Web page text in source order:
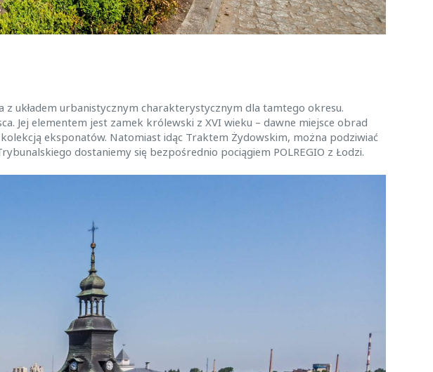
z układem urbanistycznym charakterystycznym dla tamtego okresu.
Jej elementem jest zamek królewski z XVI wieku – dawne miejsce obrad
eksponatów. Natomiast idąc Traktem Żydowskim, można podziwiać
dostaniemy się bezpośrednio pociągiem POLREGIO z Łodzi.